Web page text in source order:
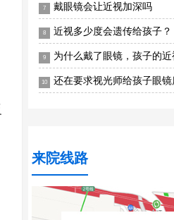
7 戴眼镜会让近视加深吗
8 近视多少度会遗传给孩子？
9 为什么戴了眼镜，孩子的
10 还在要求视光师给孩子眼镜度
来院线路